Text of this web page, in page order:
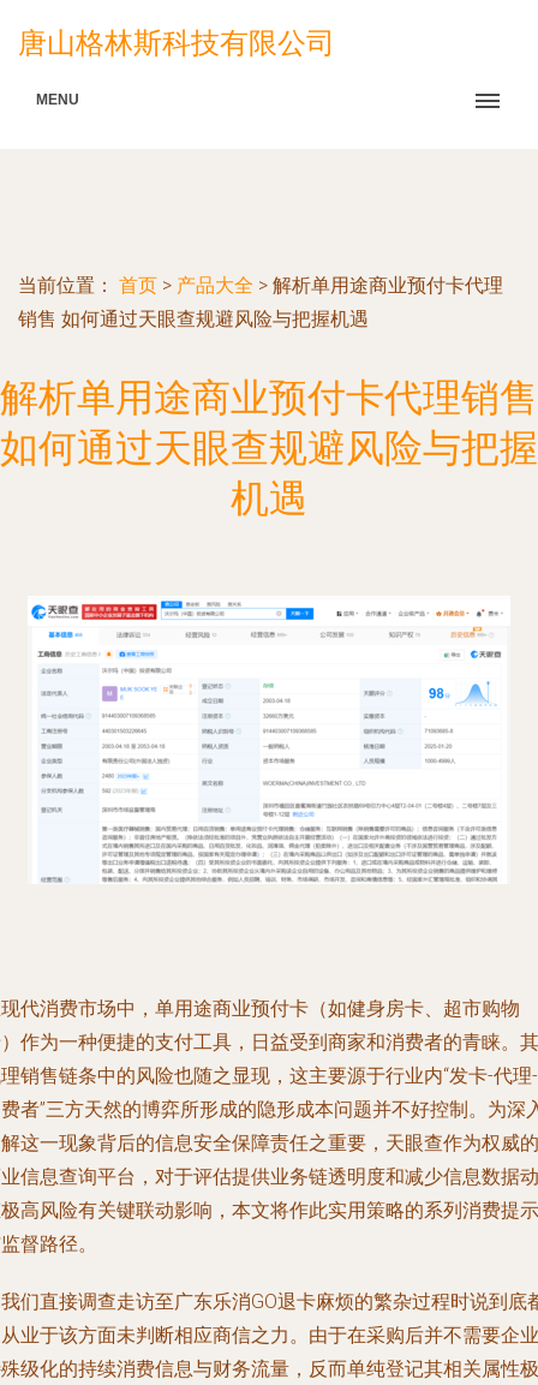
唐山格林斯科技有限公司
MENU
当前位置： 首页 > 产品大全 > 解析单用途商业预付卡代理
销售 如何通过天眼查规避风险与把握机遇
解析单用途商业预付卡代理销售
如何通过天眼查规避风险与把握
机遇
代消费市场中，单用途商业预付卡（如健身房卡、超市购物
作为一种便捷的支付工具，日益受到商家和消费者的青睐。其
销售链条中的风险也随之显现，这主要源于行业内“发卡-代理-
者”三方天然的博弈所形成的隐形成本问题并不好控制。为深
这一现象背后的信息安全保障责任之重要，天眼查作为权威的
信息查询平台，对于评估提供业务链透明度和减少信息数据动
高风险有关键联动影响，本文将作此实用策略的系列消费提示
督路径。
们直接调查走访至广东乐消GO退卡麻烦的繁杂过程时说到底
业于该方面未判断相应商信之力。由于在采购后并不需要企业
级化的持续消费信息与财务流量，反而单纯登记其相关属性极